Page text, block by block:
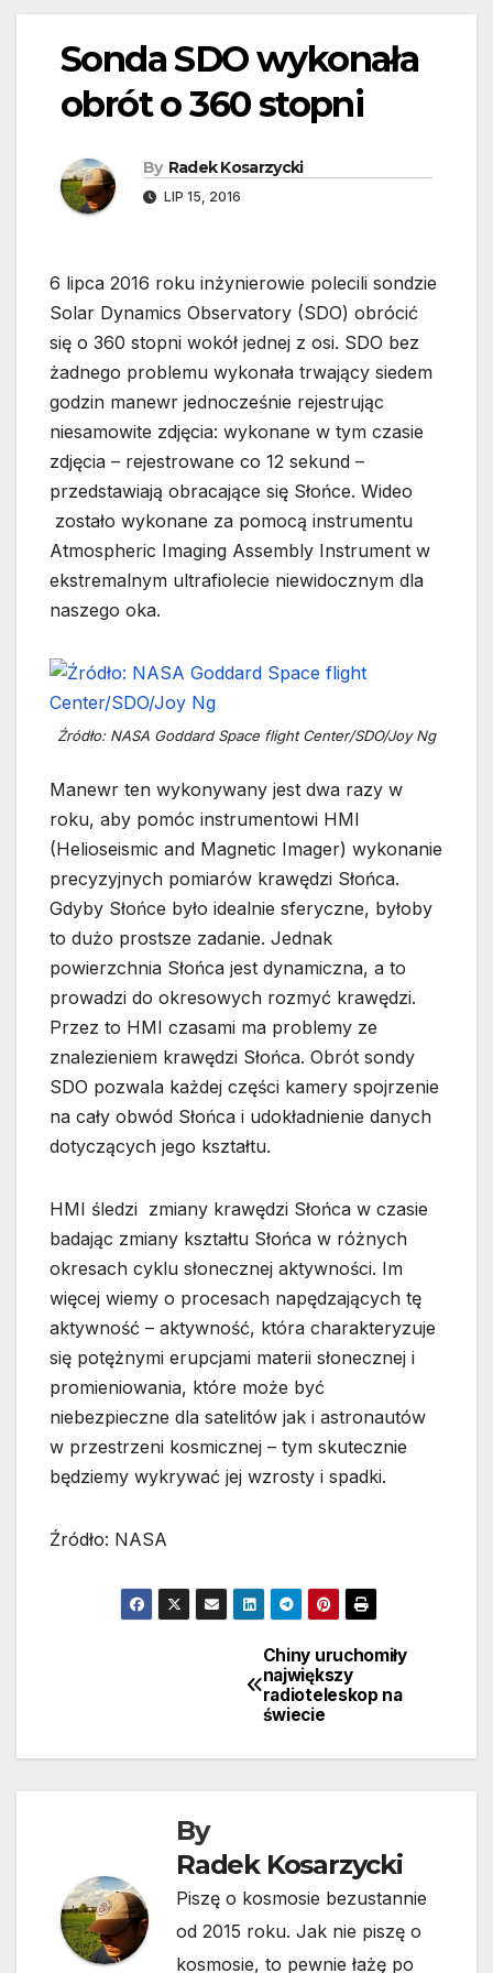
Sonda SDO wykonała
obrót o 360 stopni
By Radek Kosarzycki
LIP 15, 2016
6 lipca 2016 roku inżynierowie polecili sondzie
Solar Dynamics Observatory (SDO) obrócić
się o 360 stopni wokół jednej z osi. SDO bez
żadnego problemu wykonała trwający siedem
godzin manewr jednocześnie rejestrując
niesamowite zdjęcia: wykonane w tym czasie
zdjęcia – rejestrowane co 12 sekund –
przedstawiają obracające się Słońce. Wideo
zostało wykonane za pomocą instrumentu
Atmospheric Imaging Assembly Instrument w
ekstremalnym ultrafiolecie niewidocznym dla
naszego oka.
Źródło: NASA Goddard Space flight Center/SDO/Joy Ng
Manewr ten wykonywany jest dwa razy w
roku, aby pomóc instrumentowi HMI
(Helioseismic and Magnetic Imager) wykonanie
precyzyjnych pomiarów krawędzi Słońca.
Gdyby Słońce było idealnie sferyczne, byłoby
to dużo prostsze zadanie. Jednak
powierzchnia Słońca jest dynamiczna, a to
prowadzi do okresowych rozmyć krawędzi.
Przez to HMI czasami ma problemy ze
znalezieniem krawędzi Słońca. Obrót sondy
SDO pozwala każdej części kamery spojrzenie
na cały obwód Słońca i udokładnienie danych
dotyczących jego kształtu.
HMI śledzi zmiany krawędzi Słońca w czasie
badając zmiany kształtu Słońca w różnych
okresach cyklu słonecznej aktywności. Im
więcej wiemy o procesach napędzających tę
aktywność – aktywność, która charakteryzuje
się potężnymi erupcjami materii słonecznej i
promieniowania, które może być
niebezpieczne dla satelitów jak i astronautów
w przestrzeni kosmicznej – tym skutecznie
będziemy wykrywać jej wzrosty i spadki.
Źródło: NASA
Chiny uruchomiły
największy
radioteleskop na
świecie
By
Radek Kosarzycki
Piszę o kosmosie bezustannie
od 2015 roku. Jak nie piszę o
kosmosie, to pewnie łażę po